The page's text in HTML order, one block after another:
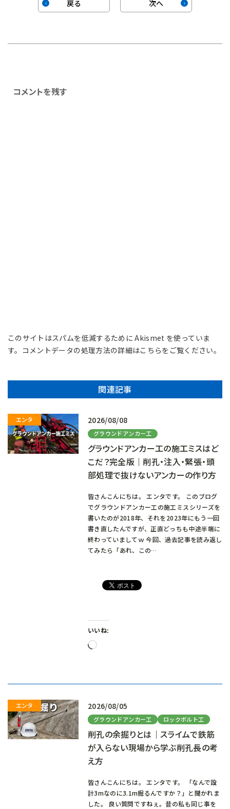
戻る 次へ
コメントを残す
このサイトはスパムを低減するために Akismet を使っていま
す。 コメントデータの処理方法の詳細はこちらをご覧ください。
関連記事
2026/08/08
グラウンドアンカー工
グラウンドアンカー工の施工ミスはど
こだ？完全版｜削孔・注入・緊張・頭
部処理で抜けないアンカーの作り方
皆さんこんにちは。 エンタです。 このブログ
でグラウンドアンカー工の施工ミスシリーズを
書いたのが2018年、それを2023年にもう一回
書き直したんですが、正直どっちも中途半端に
終わっていましてｗ 今回、過去記事を読み返し
てみたら「あれ、この…
いいね:
読
2026/08/05
グラウンドアンカー工 ロックボルト工
削孔の余掘りとは｜スライムで鉄筋
が入らない現場から学ぶ削孔長の考
え方
皆さんこんにちは。 エンタです。 「なんで設
計3mなのに3.1m掘るんですか？」と聞かれま
した。 良い質問ですねぇ。昔の私も同じ事を